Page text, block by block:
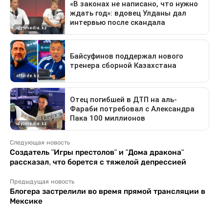
Следующая новость
Создатель "Игры престолов" и "Дома дракона"
рассказал, что борется с тяжелой депрессией
Предыдущая новость
Блогера застрелили во время прямой трансляции в
Мексике